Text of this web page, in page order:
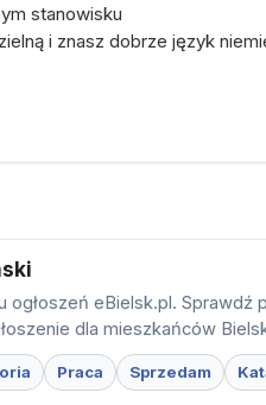
stanowisku
i znasz dobrze język
ogłoszeń eBielsk.pl.
dla mieszkańców
Praca Sprzedam